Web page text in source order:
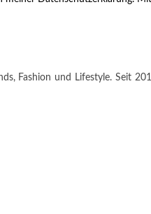
Fashion und Lifestyle. Seit